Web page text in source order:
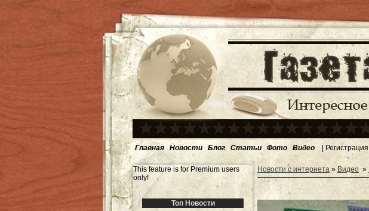
Главная Новости Блог Статьи Фото Видео | Регистрация
This feature is for Premium users
only!
Топ Новости
Новости с интернета » Видео »